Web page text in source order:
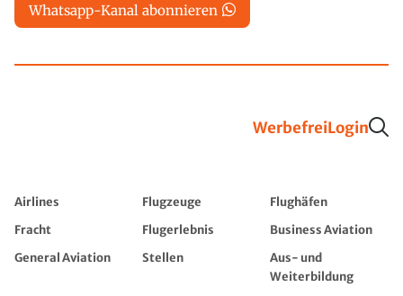
Whatsapp-Kanal abonnieren
WerbefreiLogin
Airlines Flugzeuge
Flughäfen
Fracht
Flugerlebnis
Business Aviation
General Aviation
Stellen
Aus- und
Weiterbildung